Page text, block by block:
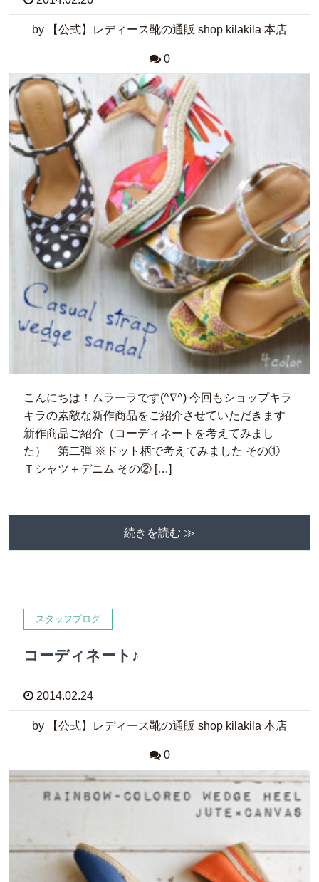
by 【公式】レディース靴の通販 shop kilakila 本店
0
こんにちは！ムラーラです(^∇^) 今回もショップキラ
キラの素敵な新作商品をご紹介させていただきます
新作商品ご紹介（コーディネートを考えてみまし
た） 第二弾 ※ドット柄で考えてみました その①
Ｔシャツ＋デニム その② […]
続きを読む ≫
スタッフブログ
コーディネート♪
2014.02.24
by 【公式】レディース靴の通販 shop kilakila 本店
0